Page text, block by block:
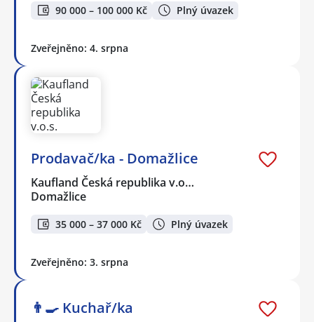
90 000 – 100 000 Kč Plný úvazek
Zveřejněno: 4. srpna
Prodavač/ka - Domažlice
Kaufland Česká republika v.o…
Domažlice
35 000 – 37 000 Kč Plný úvazek
Zveřejněno: 3. srpna
👨‍🍳 Kuchař/ka